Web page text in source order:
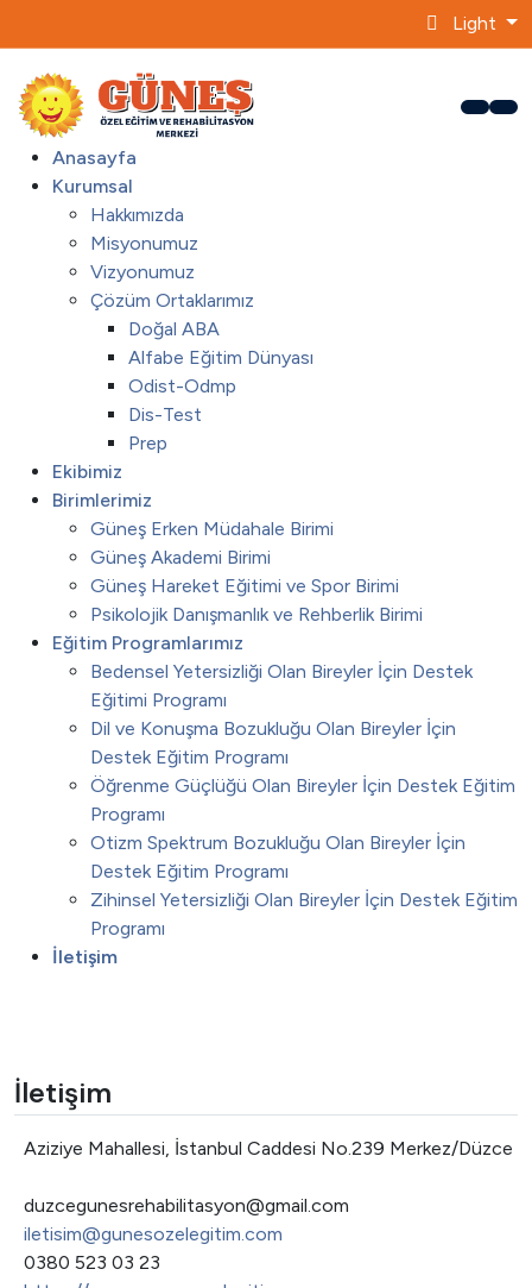
Light
Anasayfa
Kurumsal
Hakkımızda
Misyonumuz
Vizyonumuz
Çözüm Ortaklarımız
Doğal ABA
Alfabe Eğitim Dünyası
Odist-Odmp
Dis-Test
Prep
Ekibimiz
Birimlerimiz
Güneş Erken Müdahale Birimi
Güneş Akademi Birimi
Güneş Hareket Eğitimi ve Spor Birimi
Psikolojik Danışmanlık ve Rehberlik Birimi
Eğitim Programlarımız
Bedensel Yetersizliği Olan Bireyler İçin Destek
Eğitimi Programı
Dil ve Konuşma Bozukluğu Olan Bireyler İçin
Destek Eğitim Programı
Öğrenme Güçlüğü Olan Bireyler İçin Destek Eğitim
Programı
Otizm Spektrum Bozukluğu Olan Bireyler İçin
Destek Eğitim Programı
Zihinsel Yetersizliği Olan Bireyler İçin Destek Eğitim
Programı
İletişim
İletişim
Adres
Aziziye Mahallesi, İstanbul Caddesi No.239 Merkez/Düzce
duzcegunesrehabilitasyon@gmail.com
E-posta
iletisim@gunesozelegitim.com
Telefon
0380 523 03 23